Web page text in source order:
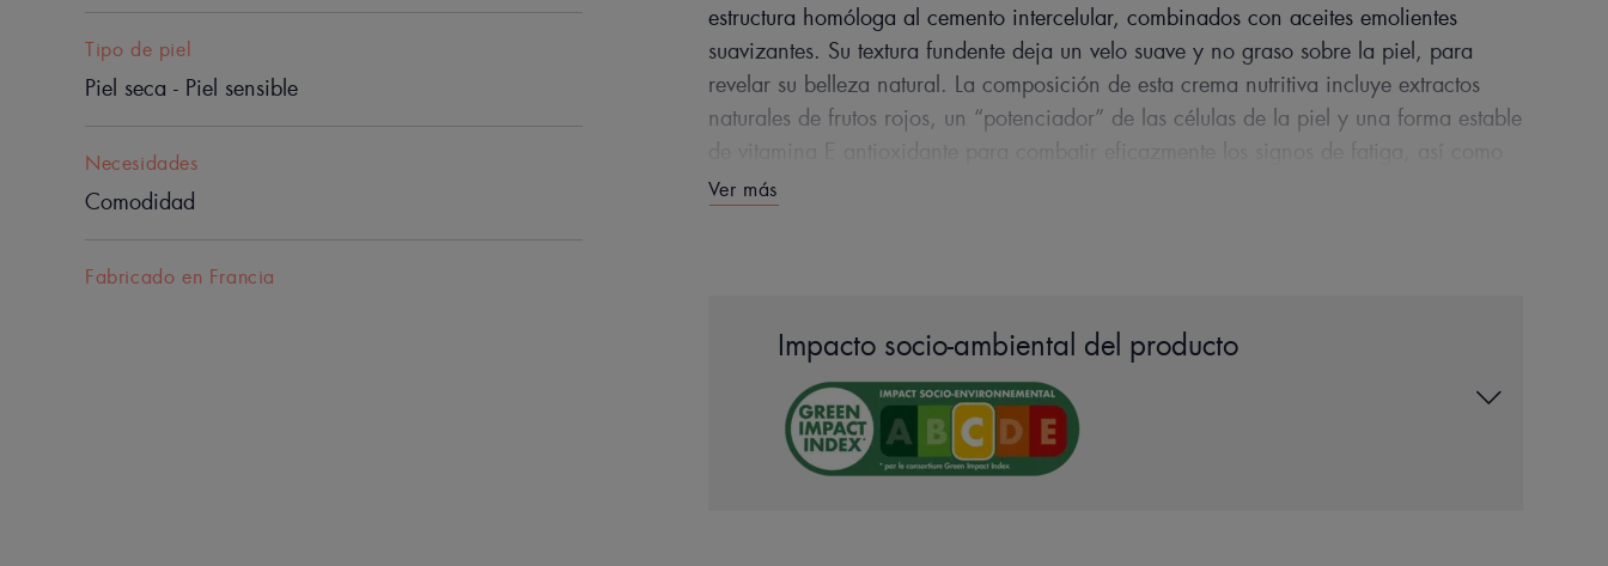
Tipo de piel
Piel seca - Piel sensible
Necesidades
Comodidad
Fabricado en Francia
estructura homóloga al cemento intercelular, combinados con aceites emolientes
suavizantes. Su textura fundente deja un velo suave y no graso sobre la piel, para
revelar su belleza natural. La composición de esta crema nutritiva incluye extractos
naturales de frutos rojos, un “potenciador” de las células de la piel y una forma estable
de vitamina E antioxidante para combatir eficazmente los signos de fatiga, así como
Agua Termal de Avène, calmante y suavizante. La piel seca recupera la flexibilidad y
Ver más
Impacto socio-ambiental del producto